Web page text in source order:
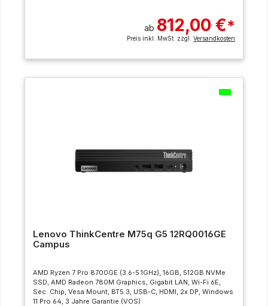
ab 812,00 €*
Preis inkl. MwSt. zzgl.Versandkosten
Lenovo ThinkCentre M75q G5 12RQ0016GE
Campus
AMD Ryzen 7 Pro 8700GE (3.6-5.1GHz), 16GB, 512GB NVMe
SSD, AMD Radeon 780M Graphics, Gigabit LAN, Wi-Fi 6E,
Sec. Chip, Vesa Mount, BT5.3, USB-C, HDMI, 2x DP, Windows
11 Pro 64, 3 Jahre Garantie (VOS)